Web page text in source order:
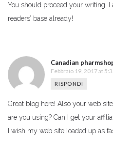
You should proceed your writing.
readers’ base already!
Canadian
Febbraio 19, 2017 at
RISPONDI
Great blog here! Also your web
are you using? Can I get your
I wish my web site loaded up as